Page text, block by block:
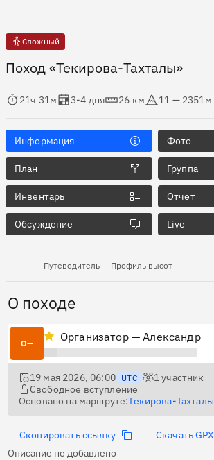
Сложный
Поход «Текирова-Тахталы»
в пути
21ч 31м
Оценка в днях
3-4 дня
Дистанция
26 км
Абсолютная высота
11 — 2351м
Информация Фото
План Группа
Инвентарь Отчет
Обсуждение Live
Путеводитель Профиль высот
О походе
О— Организатор — Александр
19 мая 2026, 06:00 UTC 1участник
Свободное вступление
Основано на маршруте:Текирова-Тахталы
Скопировать ссылку
Скачать GPX
Описание не добавлено